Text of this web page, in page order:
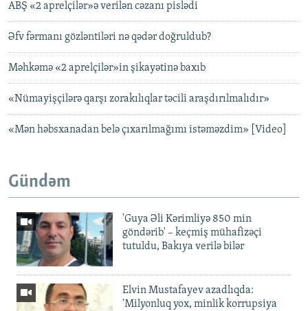
ABŞ «2 aprelçilər»ə verilən cəzanı pislədi
Əfv fərmanı gözləntiləri nə qədər doğruldub?
Məhkəmə «2 aprelçilər»in şikayətinə baxıb
«Nümayişçilərə qarşı zorakılıqlar təcili araşdırılmalıdır»
«Mən həbsxanadan belə çıxarılmağımı istəməzdim» [Video]
Gündəm
'Guya Əli Kərimliyə 850 min
göndərib' – keçmiş mühafizəçi
tutuldu, Bakıya verilə bilər
Elvin Mustafayev azadlıqda:
'Milyonluq yox, minlik korrupsiya